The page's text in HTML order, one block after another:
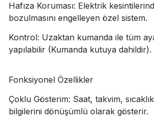
Hafıza Koruması: Elektrik
bozulmasını engelleyen özel sistem.
Kontrol: Uzaktan kumanda ile tüm
yapılabilir (Kumanda kutuya dahildir).
Fonksiyonel Özellikler
Çoklu Gösterim: Saat, takvim,
bilgilerini dönüşümlü olarak gösterir.